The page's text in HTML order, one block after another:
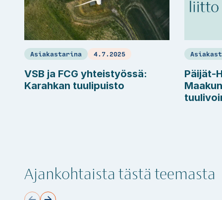
Asiakastarina 4.7.2025
VSB ja FCG yhteistyössä:
Karahkan tuulipuisto
Päijät-
Ajankohtaista tästä teemasta